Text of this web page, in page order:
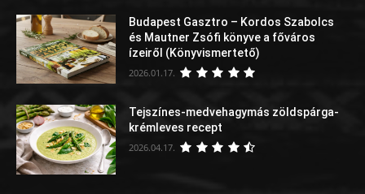
Budapest Gasztro – Kordos Szabolcs
és Mautner Zsófi könyve a főváros
ízeiről (Könyvismertető)
2026.01.17.
Tejszínes-medvehagymás zöldspárga-
krémleves recept
2026.04.17.